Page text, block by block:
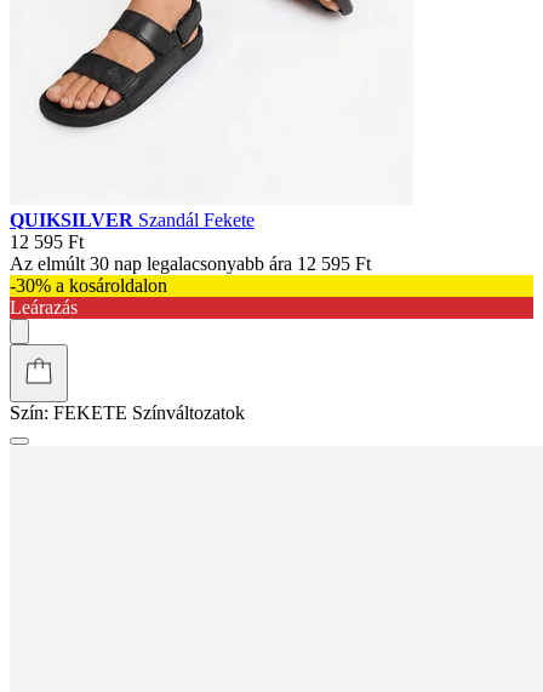
QUIKSILVER Szandál Fekete
12 595 Ft
Az elmúlt 30 nap legalacsonyabb ára 12 595 Ft
-30% a kosároldalon
Leárazás
Szín: FEKETE Színváltozatok